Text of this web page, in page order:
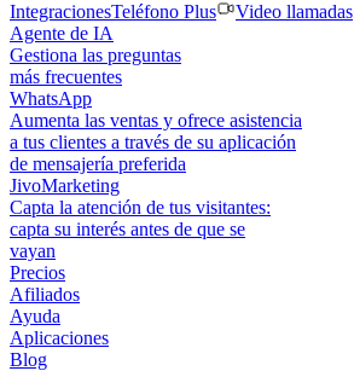
IntegracionesTeléfono Plus Video llamadas
Agente de IA
Gestiona las preguntas
más frecuentes
WhatsApp
Aumenta las ventas y ofrece asistencia
a tus clientes a través de su aplicación
de mensajería preferida
JivoMarketing
Capta la atención de tus visitantes:
capta su interés antes de que se
vayan
Precios
Afiliados
Ayuda
Aplicaciones
Blog